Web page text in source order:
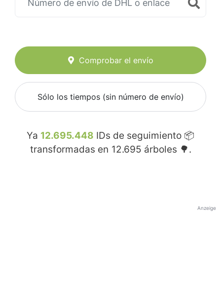
Comprobar el envío
Sólo los tiempos (sin número de envío)
Ya 12.695.448 IDs de seguimiento 📦
transformadas en 12.695 árboles 🌳.
Anzeige